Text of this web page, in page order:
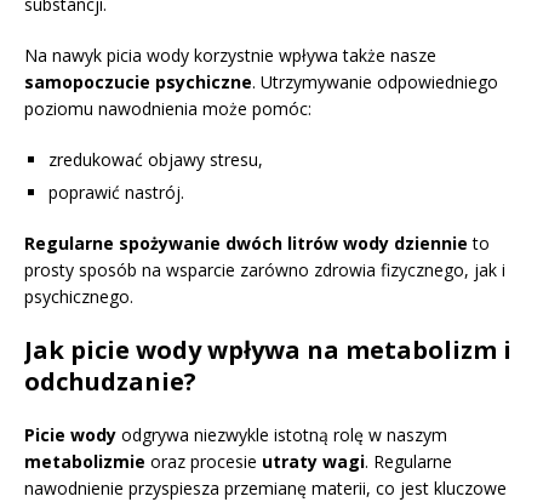
substancji.
Na nawyk picia wody korzystnie wpływa także nasze
samopoczucie psychiczne. Utrzymywanie odpowiedniego
poziomu nawodnienia może pomóc:
zredukować objawy stresu,
poprawić nastrój.
Regularne spożywanie dwóch litrów wody dziennie to
prosty sposób na wsparcie zarówno zdrowia fizycznego, jak i
psychicznego.
Jak picie wody wpływa na metabolizm i
odchudzanie?
Picie wody odgrywa niezwykle istotną rolę w naszym
metabolizmie oraz procesie utraty wagi. Regularne
nawodnienie przyspiesza przemianę materii, co jest kluczowe